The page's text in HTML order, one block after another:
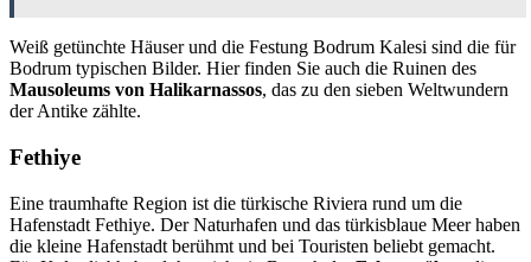
Weiß getünchte Häuser und die Festung Bodrum Kalesi sind die für
Bodrum typischen Bilder. Hier finden Sie auch die Ruinen des
Mausoleums von Halikarnassos, das zu den sieben Weltwundern
der Antike zählte.
Fethiye
Eine traumhafte Region ist die türkische Riviera rund um die
Hafenstadt Fethiye. Der Naturhafen und das türkisblaue Meer haben
die kleine Hafenstadt berühmt und bei Touristen beliebt gemacht.